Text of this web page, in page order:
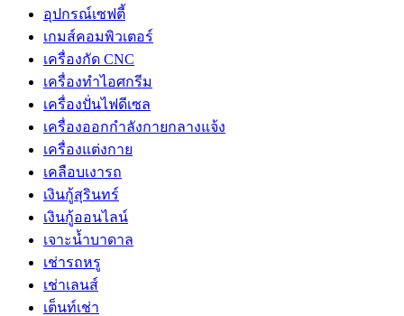
อุปกรณ์เซฟตี้
เกมส์คอมพิวเตอร์
เครื่องกัด CNC
เครื่องทำไอศกรีม
เครื่องปั่นไฟดีเซล
เครื่องออกกำลังกายกลางแจ้ง
เครื่องแต่งกาย
เคลือบเงารถ
เงินกู้สุรินทร์
เงินกู้ออนไลน์
เจาะน้ำบาดาล
เช่ารถหรู
เช่าเลนส์
เต็นท์เช่า